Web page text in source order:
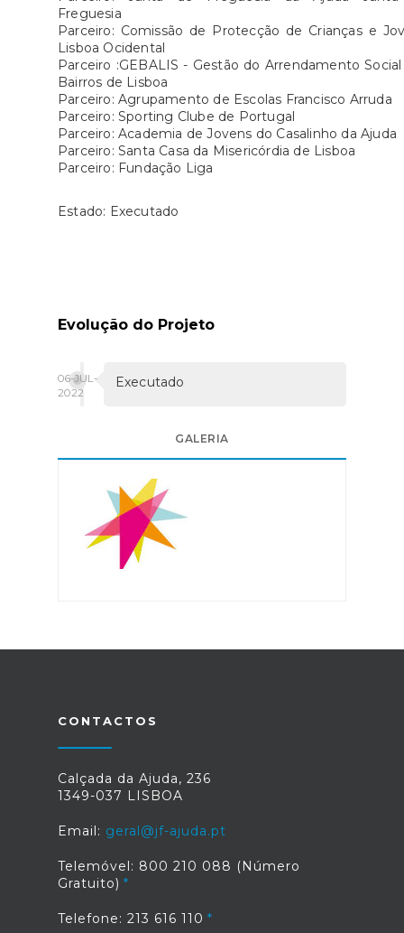
Freguesia
Parceiro: Comissão de Protecção de Crianças e
Lisboa Ocidental
Parceiro :GEBALIS - Gestão do Arrendamento
Bairros de Lisboa
Parceiro: Agrupamento de Escolas Francisco Arruda
Parceiro: Sporting Clube de Portugal
Parceiro: Academia de Jovens do Casalinho da Ajuda
Parceiro: Santa Casa da Misericórdia de Lisboa
Parceiro: Fundação Liga
Estado: Executado
Evolução do Projeto
Executado
06-JUL-
2022
GALERIA
CONTACTOS
Calçada da Ajuda, 236
1349-037 LISBOA
Email: geral@jf-ajuda.pt
Telemóvel: 800 210 088 (Número
Gratuito)
Telefone: 213 616 110